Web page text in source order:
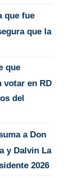
que fue
que la
que
votar en RD
del
a Don
y Dalvin La
2026